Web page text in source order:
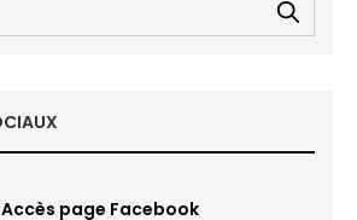
Accès page Facebook